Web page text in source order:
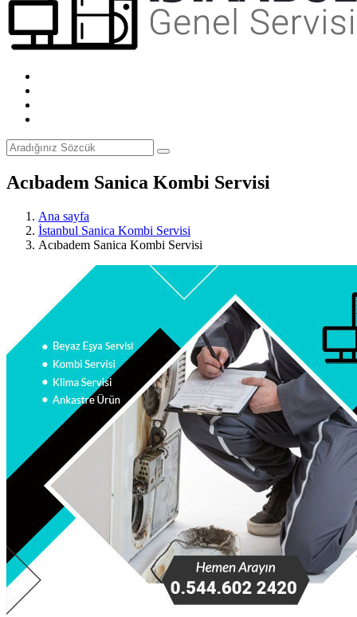
Acıbadem Sanica Kombi Servisi
Ana sayfa
İstanbul Sanica Kombi Servisi
Acıbadem Sanica Kombi Servisi